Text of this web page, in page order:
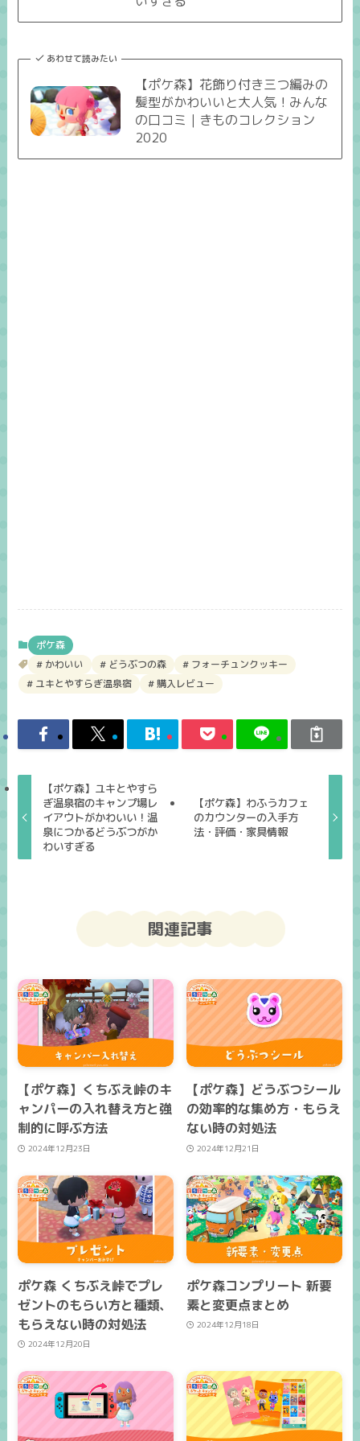
あわせて読みたい
【ポケ森】花飾り付き三つ編みの
髪型がかわいいと大人気！みんな
の口コミ｜きものコレクション
2020
ポケ森
かわいい
どうぶつの森
フォーチュンクッキー
ユキとやすらぎ温泉宿
購入レビュー
【ポケ森】ユキとやすら
ぎ温泉宿のキャンプ場レ
イアウトがかわいい！温
泉につかるどうぶつがか
わいすぎる
【ポケ森】わふうカフェ
のカウンターの入手方
法・評価・家具情報
関連記事
【ポケ森】くちぶえ峠のキ
ャンパーの入れ替え方と強
制的に呼ぶ方法
2024年12月23日
【ポケ森】どうぶつシール
の効率的な集め方・もらえ
ない時の対処法
2024年12月21日
ポケ森 くちぶえ峠でプレ
ゼントのもらい方と種類、
もらえない時の対処法
2024年12月20日
ポケ森コンプリート 新要
素と変更点まとめ
2024年12月18日